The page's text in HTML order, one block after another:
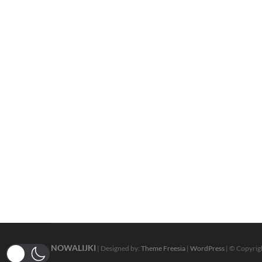
NOWALIJKI | Designed by: Theme Freesia | WordPress | ©